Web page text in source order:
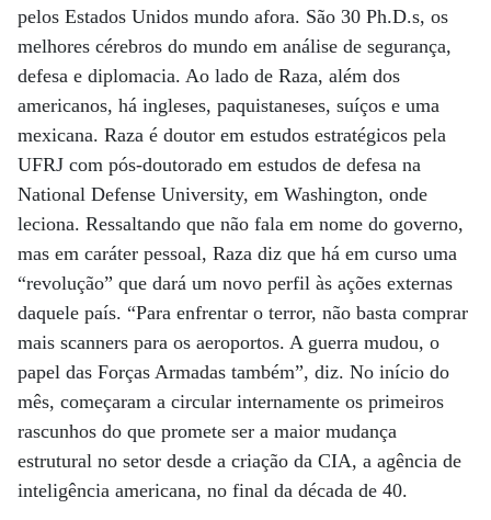
pelos Estados Unidos mundo afora. São 30 Ph.D.s, os
melhores cérebros do mundo em análise de segurança,
defesa e diplomacia. Ao lado de Raza, além dos
americanos, há ingleses, paquistaneses, suíços e uma
mexicana. Raza é doutor em estudos estratégicos pela
UFRJ com pós-doutorado em estudos de defesa na
National Defense University, em Washington, onde
leciona. Ressaltando que não fala em nome do governo,
mas em caráter pessoal, Raza diz que há em curso uma
“revolução” que dará um novo perfil às ações externas
daquele país. “Para enfrentar o terror, não basta comprar
mais scanners para os aeroportos. A guerra mudou, o
papel das Forças Armadas também”, diz. No início do
mês, começaram a circular internamente os primeiros
rascunhos do que promete ser a maior mudança
estrutural no setor desde a criação da CIA, a agência de
inteligência americana, no final da década de 40.